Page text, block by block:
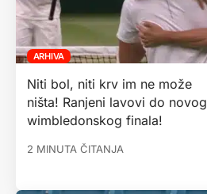
ARHIVA
Niti bol, niti krv im ne može
ništa! Ranjeni lavovi do novog
wimbledonskog finala!
2 MINUTA ČITANJA